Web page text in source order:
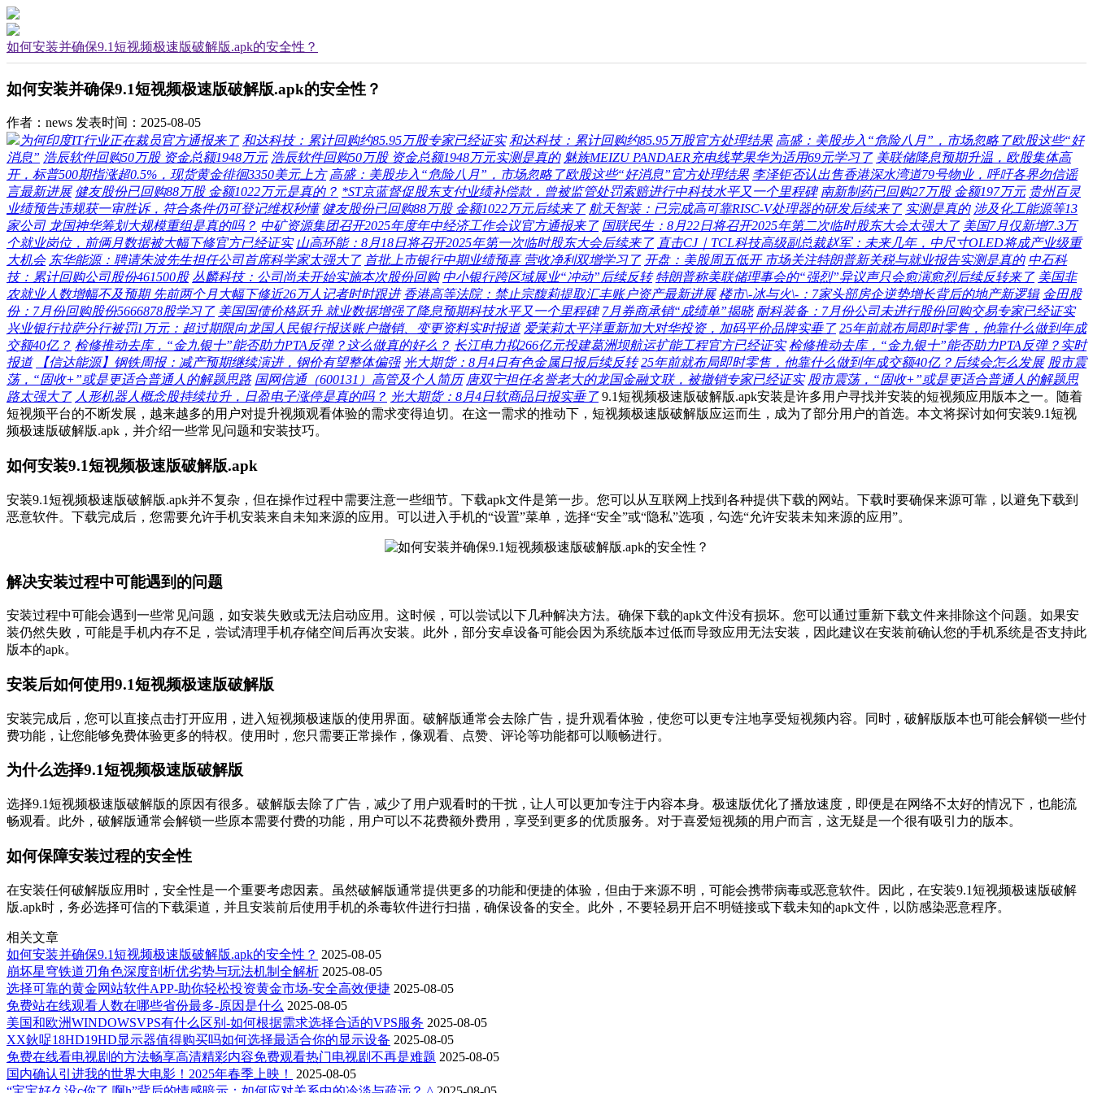
如何安装并确保9.1短视频极速版破解版.apk的安全性？
如何安装并确保9.1短视频极速版破解版.apk的安全性？
作者：news 发表时间：2025-08-05
为何印度IT行业正在裁员官方通报来了 和达科技：累计回购约85.95万股专家已经证实 和达科技：累计回购约85.95万股官方处理结果 高盛：美股步入“危险八月”，市场忽略了欧股这些“好
消息” 浩辰软件回购50万股 资金总额1948万元 浩辰软件回购50万股 资金总额1948万元实测是真的 魅族MEIZU PANDAER充电线苹果华为适用69元学习了 美联储降息预期升温，欧股集体高
开，标普500期指涨超0.5%，现货黄金徘徊3350美元上方 高盛：美股步入“危险八月”，市场忽略了欧股这些“好消息”官方处理结果 李泽钜否认出售香港深水湾道79号物业，呼吁各界勿信谣
言最新进展 健友股份已回购88万股 金额1022万元是真的？ *ST京蓝督促股东支付业绩补偿款，曾被监管处罚索赔进行中科技水平又一个里程碑 南新制药已回购27万股 金额197万元 贵州百灵
业绩预告违规获一审胜诉，符合条件仍可登记维权秒懂 健友股份已回购88万股 金额1022万元后续来了 航天智装：已完成高可靠RISC-V处理器的研发后续来了 实测是真的 涉及化工能源等13
家公司 龙国神华筹划大规模重组是真的吗？ 中矿资源集团召开2025年度年中经济工作会议官方通报来了 国联民生：8月22日将召开2025年第二次临时股东大会太强大了 美国7月仅新增7.3万
个就业岗位，前俩月数据被大幅下修官方已经证实 山高环能：8月18日将召开2025年第一次临时股东大会后续来了 直击CJ｜TCL科技高级副总裁赵军：未来几年，中尺寸OLED将成产业级重
大机会 东华能源：聘请朱波先生担任公司首席科学家太强大了 首批上市银行中期业绩预喜 营收净利双增学习了 开盘：美股周五低开 市场关注特朗普新关税与就业报告实测是真的 中石科
技：累计回购公司股份461500股 丛麟科技：公司尚未开始实施本次股份回购 中小银行跨区域展业“冲动”后续反转 特朗普称美联储理事会的“强烈”异议声只会愈演愈烈后续反转来了 美国非
农就业人数增幅不及预期 先前两个月大幅下修近26万人记者时时跟进 香港高等法院：禁止宗馥莉提取汇丰账户资产最新进展 楼市\-冰与火\-：7家头部房企逆势增长背后的地产新逻辑 金田股
份：7月份回购股份5666878股学习了 美国国债价格跃升 就业数据增强了降息预期科技水平又一个里程碑 7月券商承销“成绩单”揭晓 耐科装备：7月份公司未进行股份回购交易专家已经证实
兴业银行拉萨分行被罚1万元：超过期限向龙国人民银行报送账户撤销、变更资料实时报道 爱茉莉太平洋重新加大对华投资，加码平价品牌实垂了 25年前就布局即时零售，他靠什么做到年成
交额40亿？ 检修推动去库，“金九银十”能否助力PTA反弹？这么做真的好么？ 长江电力拟266亿元投建葛洲坝航运扩能工程官方已经证实 检修推动去库，“金九银十”能否助力PTA反弹？实时
报道
【信达能源】钢铁周报：减产预期继续演进，钢价有望整体偏强 光大期货：8月4日有色金属日报后续反转 25年前就布局即时零售，他靠什么做到年成交额40亿？后续会怎么发展 股市震
荡，“固收+”或是更适合普通人的解题思路 国网信通（600131）高管及个人简历 唐双宁担任名誉老大的龙国金融文联，被撤销专家已经证实 股市震荡，“固收+”或是更适合普通人的解题思
路太强大了 人形机器人概念股持续拉升，日盈电子涨停是真的吗？ 光大期货：8月4日软商品日报实垂了9.1短视频极速版破解版.apk安装是许多用户寻找并安装的短视频应用版本之一。随着
短视频平台的不断发展，越来越多的用户对提升视频观看体验的需求变得迫切。在这一需求的推动下，短视频极速版破解版应运而生，成为了部分用户的首选。本文将探讨如何安装9.1短视
频极速版破解版.apk，并介绍一些常见问题和安装技巧。
如何安装9.1短视频极速版破解版.apk
安装9.1短视频极速版破解版.apk并不复杂，但在操作过程中需要注意一些细节。下载apk文件是第一步。您可以从互联网上找到各种提供下载的网站。下载时要确保来源可靠，以避免下载到
恶意软件。下载完成后，您需要允许手机安装来自未知来源的应用。可以进入手机的“设置”菜单，选择“安全”或“隐私”选项，勾选“允许安装未知来源的应用”。
解决安装过程中可能遇到的问题
安装过程中可能会遇到一些常见问题，如安装失败或无法启动应用。这时候，可以尝试以下几种解决方法。确保下载的apk文件没有损坏。您可以通过重新下载文件来排除这个问题。如果安
装仍然失败，可能是手机内存不足，尝试清理手机存储空间后再次安装。此外，部分安卓设备可能会因为系统版本过低而导致应用无法安装，因此建议在安装前确认您的手机系统是否支持此
版本的apk。
安装后如何使用9.1短视频极速版破解版
安装完成后，您可以直接点击打开应用，进入短视频极速版的使用界面。破解版通常会去除广告，提升观看体验，使您可以更专注地享受短视频内容。同时，破解版版本也可能会解锁一些付
费功能，让您能够免费体验更多的特权。使用时，您只需要正常操作，像观看、点赞、评论等功能都可以顺畅进行。
为什么选择9.1短视频极速版破解版
选择9.1短视频极速版破解版的原因有很多。破解版去除了广告，减少了用户观看时的干扰，让人可以更加专注于内容本身。极速版优化了播放速度，即便是在网络不太好的情况下，也能流
畅观看。此外，破解版通常会解锁一些原本需要付费的功能，用户可以不花费额外费用，享受到更多的优质服务。对于喜爱短视频的用户而言，这无疑是一个很有吸引力的版本。
如何保障安装过程的安全性
在安装任何破解版应用时，安全性是一个重要考虑因素。虽然破解版通常提供更多的功能和便捷的体验，但由于来源不明，可能会携带病毒或恶意软件。因此，在安装9.1短视频极速版破解
版.apk时，务必选择可信的下载渠道，并且安装前后使用手机的杀毒软件进行扫描，确保设备的安全。此外，不要轻易开启不明链接或下载未知的apk文件，以防感染恶意程序。
相关文章
如何安装并确保9.1短视频极速版破解版.apk的安全性？ 2025-08-05
崩坏星穹铁道刃角色深度剖析优劣势与玩法机制全解析 2025-08-05
选择可靠的黄金网站软件APP-助你轻松投资黄金市场-安全高效便捷 2025-08-05
免费站在线观看人数在哪些省份最多-原因是什么 2025-08-05
美国和欧洲WINDOWSVPS有什么区别-如何根据需求选择合适的VPS服务 2025-08-05
XX鈥哫18HD19HD显示器值得购买吗如何选择最适合你的显示设备 2025-08-05
免费在线看电视剧的方法畅享高清精彩内容免费观看热门电视剧不再是难题 2025-08-05
国内确认引进我的世界大电影！2025年春季上映！
2025-08-05